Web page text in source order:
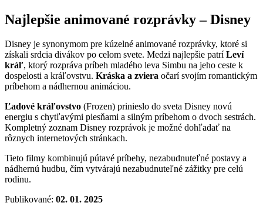
Najlepšie animované rozprávky – Disney
Disney je synonymom pre kúzelné animované rozprávky, ktoré si
získali srdcia divákov po celom svete. Medzi najlepšie patríLeví
kráľ, ktorý rozpráva príbeh mladého leva Simbu na jeho ceste k
dospelosti a kráľovstvu. Kráska a zviera očarí svojím romantickým
príbehom a nádhernou animáciou.
Ľadové kráľovstvo (Frozen) prinieslo do sveta Disney novú
energiu s chytľavými piesňami a silným príbehom o dvoch sestrách.
Kompletný zoznam Disney rozprávok je možné dohľadať na
rôznych internetových stránkach.
Tieto filmy kombinujú pútavé príbehy, nezabudnuteľné postavy a
nádhernú hudbu, čím vytvárajú nezabudnuteľné zážitky pre celú
rodinu.
Publikované: 02. 01. 2025